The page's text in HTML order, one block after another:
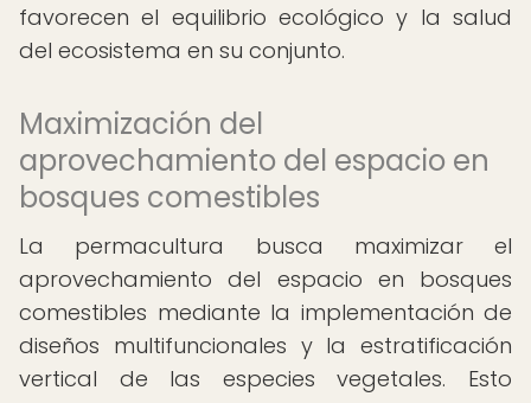
favorecen el equilibrio ecológico y la salud
del ecosistema en su conjunto.
Maximización del
aprovechamiento del espacio en
bosques comestibles
La permacultura busca maximizar el
aprovechamiento del espacio en bosques
comestibles mediante la implementación de
diseños multifuncionales y la estratificación
vertical de las especies vegetales. Esto